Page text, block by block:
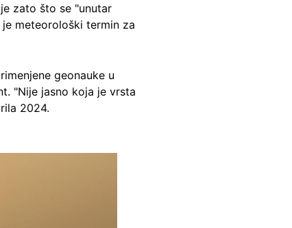
zato što se "unutar
je meteorološki termin za
geonauke u
"Nije jasno koja je vrsta
2024.